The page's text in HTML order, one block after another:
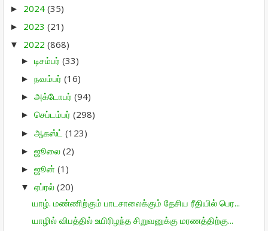
► 2024 (35)
► 2023 (21)
▼ 2022 (868)
► டிசம்பர் (33)
► நவம்பர் (16)
► அக்டோபர் (94)
► செப்டம்பர் (298)
► ஆகஸ்ட் (123)
► ஜூலை (2)
► ஜூன் (1)
▼ ஏப்ரல் (20)
யாழ். மண்ணிற்கும் பாடசாலைக்கும் தேசிய ரீதியில் பெர...
யாழில் விபத்தில் உயிரிழந்த சிறுவனுக்கு மரணத்திற்கு...